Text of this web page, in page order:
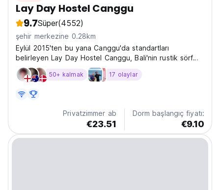
Lay Day Hostel Canggu
9.7Süper(4552)
şehir merkezine 0.28km
Eylül 2015'ten bu yana Canggu'da standartları
belirleyen Lay Day Hostel Canggu, Bali'nin rustik sörf
kentinin kalbinde sörf, parti ve dinlenmenin mükemmel
birleşimini sunuyor
50+ kalmak 17 olaylar
Privatzimmer ab
€23.51
Dorm başlangıç fiyatı:
€9.10